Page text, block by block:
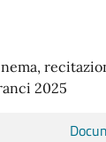
2025